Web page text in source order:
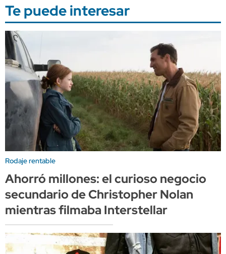
Te puede interesar
Rodaje rentable
Ahorró millones: el curioso negocio
secundario de Christopher Nolan
mientras filmaba Interstellar